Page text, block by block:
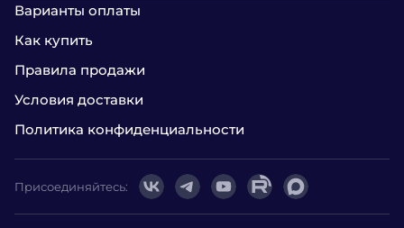
Варианты оплаты
Как купить
Правила продажи
Условия доставки
Политика конфиденциальности
Присоединяйтесь: